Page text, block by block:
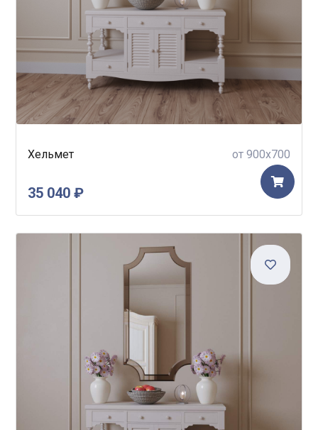
Хельмет от 900x700
35 040 ₽